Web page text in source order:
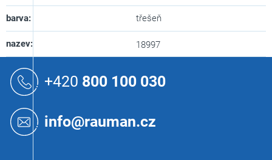
barva: třešeň
nazev: 18997
+420 800 100 030
info@rauman.cz